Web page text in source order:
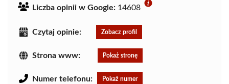
Liczba opinii w Google: 14608
Czytaj opinie: Zobacz profil
Strona www: Pokaż stronę
Numer telefonu: Pokaż numer